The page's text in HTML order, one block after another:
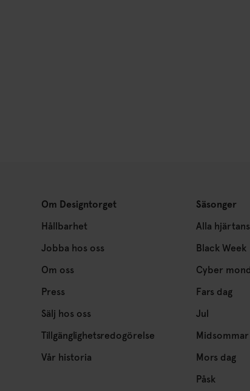
Om Designtorget
Hållbarhet
Jobba hos oss
Om oss
Press
Sälj hos oss
Tillgänglighetsredogörelse
Vår historia
Säsonger
Alla
Black Week
Cyber
Fars dag
Jul
Midsommar
Mors dag
Påsk